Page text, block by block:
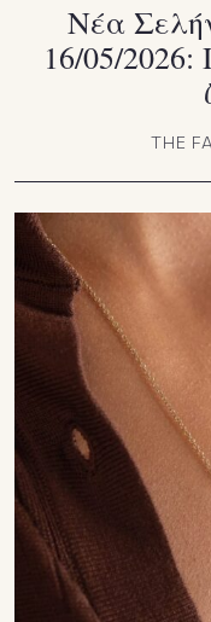
Νέα
16/05/
THE